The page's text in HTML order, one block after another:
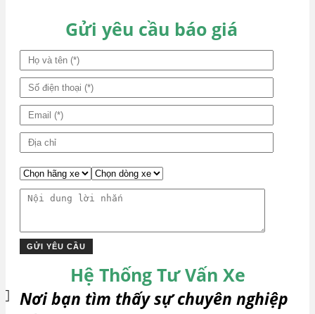
Gửi yêu cầu báo giá
Hệ Thống Tư Vấn Xe
Nơi bạn tìm thấy sự chuyên nghiệp